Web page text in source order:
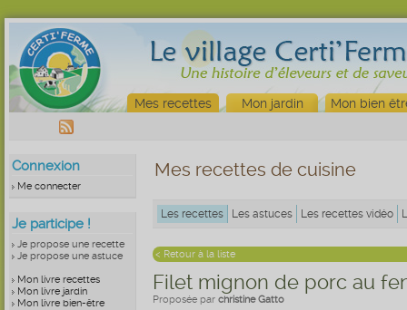
Mes recettes Mon jardin Mon bien
Connexion
Me connecter
Je participe !
Je propose une recette
Je propose une astuce
Mon livre recettes
Mon livre jardin
Mon livre bien-être
Mes recettes de cuisine
Les recettes Les astuces Les recettes vidéo
< Retour à la liste
Filet mignon de porc au
Proposée par christine Gatto